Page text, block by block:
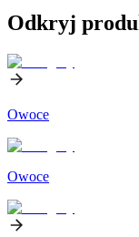
Odkryj
Owoce
Owoce